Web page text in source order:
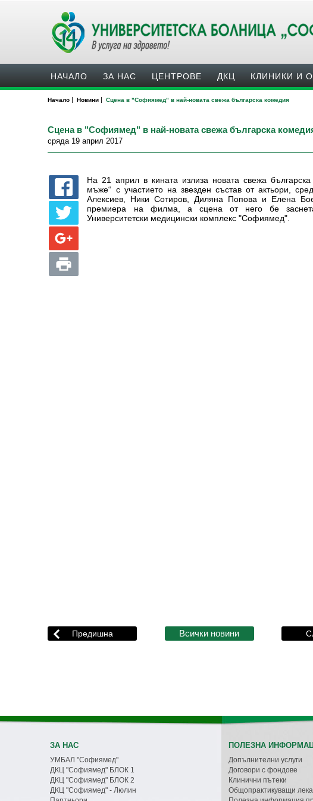
НАЧАЛО ЗА НАС ЦЕНТРОВЕ ДКЦ КЛИНИКИ И
Начало | Новини | Сцена в "Софиямед" в най-новата свежа българска комедия
Сцена в "Софиямед" в най-новата свежа българска
сряда 19 април 2017
На 21 април в кината излиза новата свежа
мъже“ с участието на звезден състав от актьори,
Алексиев, Ники Сотиров, Диляна Попова и Елена
премиера на филма, а сцена от него бе
Университетски медицински комплекс "Софиямед".
ЗА НАС
УМБАЛ "Софиямед"
ДКЦ "Софиямед" БЛОК 1
ДКЦ "Софиямед" БЛОК 2
ДКЦ "Софиямед" - Люлин
ПОЛЕЗНА
Допълнителни услуги
Договори с фондове
Клинични пътеки
Общопрактикуващи